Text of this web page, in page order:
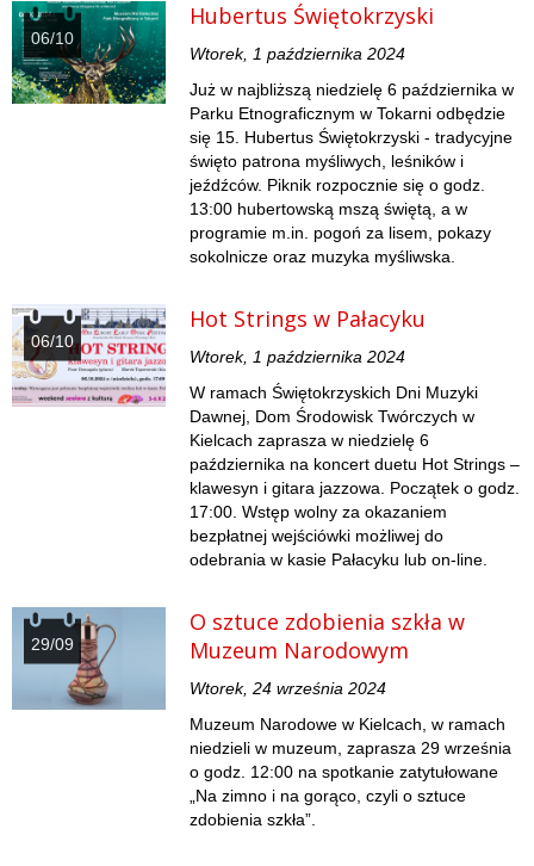
06/10
Hubertus Świętokrzyski
Wtorek, 1 października 2024
Już w najbliższą niedzielę 6 października w
Parku Etnograficznym w Tokarni odbędzie
się 15. Hubertus Świętokrzyski - tradycyjne
święto patrona myśliwych, leśników i
jeźdźców. Piknik rozpocznie się o godz.
13:00 hubertowską mszą świętą, a w
programie m.in. pogoń za lisem, pokazy
sokolnicze oraz muzyka myśliwska.
06/10
Hot Strings w Pałacyku
Wtorek, 1 października 2024
W ramach Świętokrzyskich Dni Muzyki
Dawnej, Dom Środowisk Twórczych w
Kielcach zaprasza w niedzielę 6
października na koncert duetu Hot Strings –
klawesyn i gitara jazzowa. Początek o godz.
17:00. Wstęp wolny za okazaniem
bezpłatnej wejściówki możliwej do
odebrania w kasie Pałacyku lub on-line.
29/09
O sztuce zdobienia szkła w
Muzeum Narodowym
Wtorek, 24 września 2024
Muzeum Narodowe w Kielcach, w ramach
niedzieli w muzeum, zaprasza 29 września
o godz. 12:00 na spotkanie zatytułowane
„Na zimno i na gorąco, czyli o sztuce
zdobienia szkła”.